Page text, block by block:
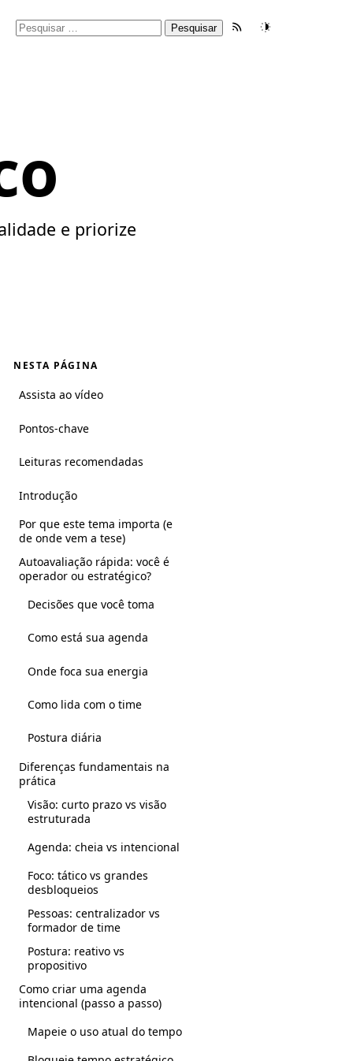
Pesquisar
Feed RSSTema
e priorize
NESTA PÁGINA
Assista ao vídeo
Pontos-chave
Leituras recomendadas
Introdução
Por que este tema importa (e
de onde vem a tese)
Autoavaliação rápida: você é
operador ou estratégico?
Decisões que você toma
Como está sua agenda
Onde foca sua energia
Como lida com o time
Postura diária
Diferenças fundamentais na
prática
Visão: curto prazo vs visão
estruturada
Agenda: cheia vs intencional
Foco: tático vs grandes
desbloqueios
Pessoas: centralizador vs
formador de time
Postura: reativo vs
propositivo
Como criar uma agenda
intencional (passo a passo)
Mapeie o uso atual do tempo